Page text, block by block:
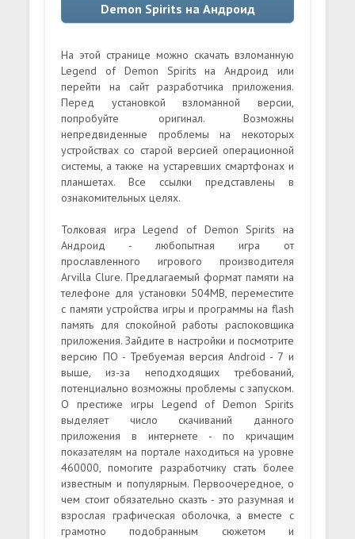
Demon Spirits на Андроид
На этой странице можно скачать взломанную
Legend of Demon Spirits на Андроид или
перейти на сайт разработчика приложения.
Перед установкой взломанной версии,
попробуйте оригинал. Возможны
непредвиденные проблемы на некоторых
устройствах со старой версией операционной
системы, а также на устаревших смартфонах и
планшетах. Все ссылки представлены в
ознакомительных целях.
Толковая игра Legend of Demon Spirits на
Андроид - любопытная игра от
прославленного игрового производителя
Arvilla Clure. Предлагаемый формат памяти на
телефоне для установки 504MB, переместите
с памяти устройства игры и программы на flash
память для спокойной работы распоковщика
приложения. Зайдите в настройки и посмотрите
версию ПО - Требуемая версия Android - 7 и
выше, из-за неподходящих требований,
потенциально возможны проблемы с запуском.
О престиже игры Legend of Demon Spirits
выделяет число скачиваний данного
приложения в интернете - по кричащим
показателям на портале находиться на уровне
460000, помогите разработчику стать более
известным и популярным. Первоочередное, о
чем стоит обязательно сказть - это разумная и
взрослая графическая оболочка, а вместе с
грамотно подобранным сюжетом и